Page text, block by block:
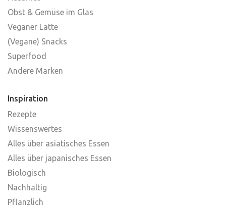
Obst & Gemüse im Glas
Veganer Latte
(Vegane) Snacks
Superfood
Andere Marken
Inspiration
Rezepte
Wissenswertes
Alles über asiatisches Essen
Alles über japanisches Essen
Biologisch
Nachhaltig
Pflanzlich